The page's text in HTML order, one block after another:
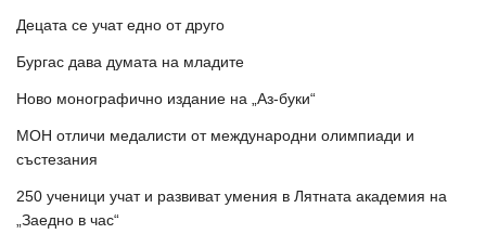
Децата се учат едно от друго
Бургас дава думата на младите
Ново монографично издание на „Аз-буки“
МОН отличи медалисти от международни олимпиади и
състезания
250 ученици учат и развиват умения в Лятната академия на
„Заедно в час“